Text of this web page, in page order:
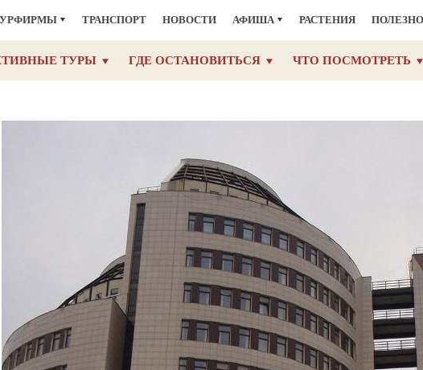
ТРАНСПОРТ НОВОСТИ АФИША РАСТЕНИЯ
ТУРЫ ГДЕ ОСТАНОВИТЬСЯ ЧТО ПОСМОТРЕТЬ